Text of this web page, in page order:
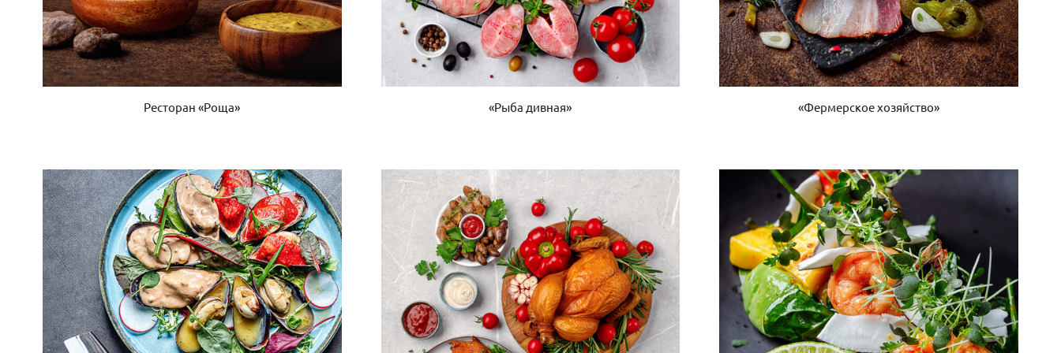
Ресторан «Роща» «Рыба дивная» «Фермерское хозяйство»